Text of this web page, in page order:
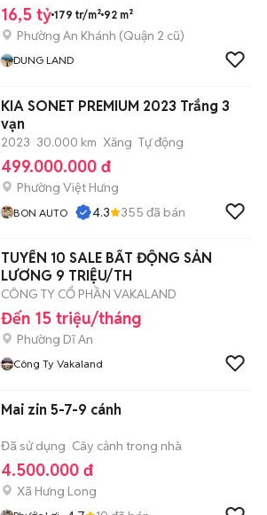
16,5 tỷ 179 tr/m² 92 m²
Phường An Khánh (Quận 2 cũ)
DUNG LAND
KIA SONET PREMIUM 2023 Trắng 3
vạn
2023 30.000 km Xăng Tự động
499.000.000 đ
Phường Việt Hưng
BON AUTO 4.3 355 đã bán
TUYỂN 10 SALE BẤT ĐỘNG SẢN
LƯƠNG 9 TRIỆU/TH
CÔNG TY CỔ PHẦN VAKALAND
Đến 15 triệu/tháng
Phường Dĩ An
Công Ty Vakaland
Mai zin 5-7-9 cánh
Đã sử dụng Cây cảnh trong nhà
4.500.000 đ
Xã Hưng Long